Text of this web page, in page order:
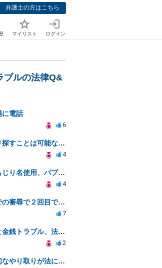
弁護士の方はこちら
マイリスト ログイン
ブルの法律Q&
に電話
6
人の住所を法に則り探すことは可能なのか？
4
プロ野球ゲームのもじり名使用、パブリシティ権の影響は？
4
開示請求の仮処分での審尋で２回目で終わらない場合どうしたらいいですか
7
SNSでの誹謗中傷と金銭トラブル、法的対応の相談
2
未成年者との不適切なやり取りが法に触れる可能性と対処法